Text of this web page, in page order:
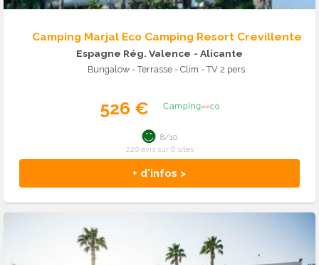
Camping Marjal Eco Camping Resort Crevillente
Espagne Rég. Valence - Alicante
Bungalow - Terrasse - Clim - TV 2 pers.
526 €
+ d'infos >
8/10
220 avis sur 6 sites